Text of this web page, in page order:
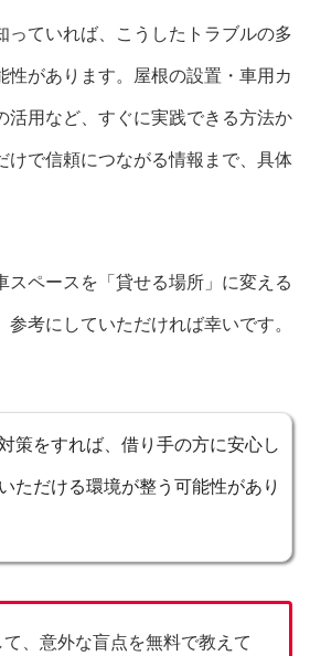
っていれば、こうしたトラブルの多
性があります。屋根の設置・車用カ
活用など、すぐに実践できる方法か
けで信頼につながる情報まで、具体
スペースを「貸せる場所」に変える
参考にしていただければ幸いです。
策をすれば、借り手の方に安心し
ただける環境が整う可能性があり
、意外な盲点を無料で教えて